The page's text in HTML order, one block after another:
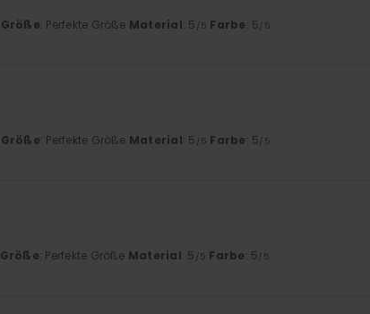
Größe: Perfekte Größe Material: 5 /5 Farbe: 5/5
Größe: Perfekte Größe Material: 5 /5 Farbe: 5/5
Größe: Perfekte Größe Material: 5 /5 Farbe: 5/5